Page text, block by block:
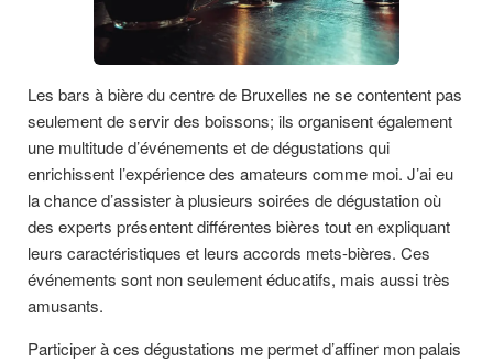
Les bars à bière du centre de Bruxelles ne se contentent pas
seulement de servir des boissons; ils organisent également
une multitude d’événements et de dégustations qui
enrichissent l’expérience des amateurs comme moi. J’ai eu
la chance d’assister à plusieurs soirées de dégustation où
des experts présentent différentes bières tout en expliquant
leurs caractéristiques et leurs accords mets-bières. Ces
événements sont non seulement éducatifs, mais aussi très
amusants.
Participer à ces dégustations me permet d’affiner mon palais